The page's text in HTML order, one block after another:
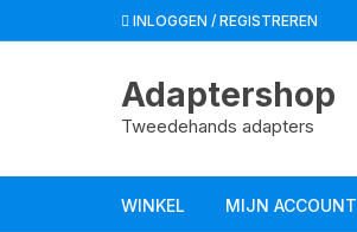
naar
INLOGGEN / REGISTREREN
Adaptershop
Tweedehands adapters
WINKEL MIJN ACCOUNT